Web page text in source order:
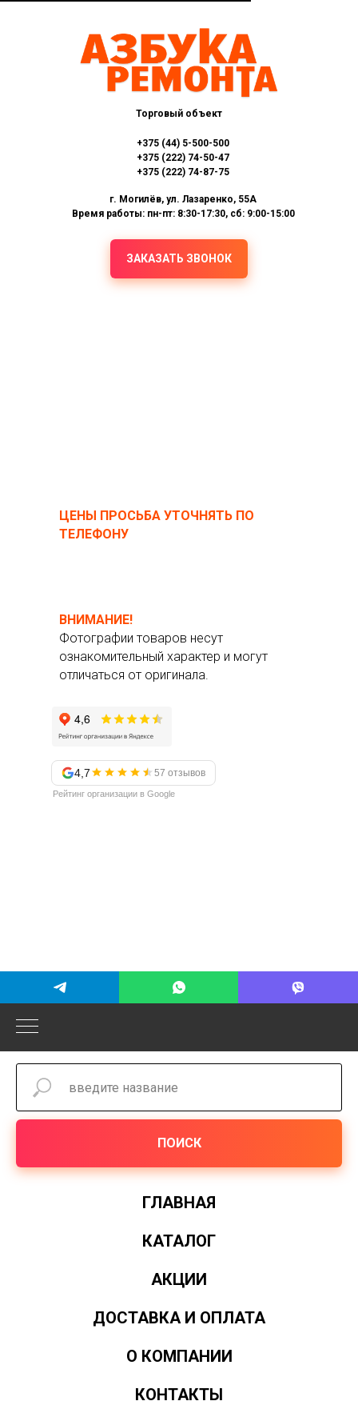
Торговый объект
+375 (44) 5-500-500
+375 (222) 74-50-47
+375 (222) 74-87-75
г. Могилёв, ул. Лазаренко, 55А
Время работы: пн-пт: 8:30-17:30, сб: 9:00-15:00
ЗАКАЗАТЬ ЗВОНОК
ЦЕНЫ ПРОСЬБА УТОЧНЯТЬ ПО
ТЕЛЕФОНУ
ВНИМАНИЕ!
Фотографии товаров несут
ознакомительный характер и могут
отличаться от оригинала.
4,7 57 отзывов
Рейтинг организации в Google
ПОИСК
ГЛАВНАЯ
КАТАЛОГ
АКЦИИ
ДОСТАВКА И ОПЛАТА
О КОМПАНИИ
КОНТАКТЫ